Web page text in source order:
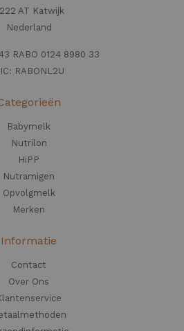
AT Katwijk
Nederland
RABO 0124 8980 33
RABONL2U
Babymelk
Nutrilon
HiPP
Nutramigen
Opvolgmelk
Merken
Informatie
Contact
Over Ons